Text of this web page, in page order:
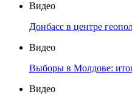
Видео
Донбасс в центре
Видео
Выборы в Молдове:
Видео